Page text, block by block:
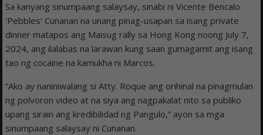
Sa kanyang sinumpaang salaysay, sinabi ni Vicente Bencalo
‘Pebbles’ Cunanan na unang pinag-usapan sa isang private
dinner matapos ang Maisug rally sa Hong Kong noong July 7,
2024, ang ilalabas na larawan kung saan gumagamit ang isang
tao ng cocaine na kamukha ni Marcos.
“Ako ay naniniwalang si Atty. Roque ang orihinal na pinagmulan
ng polvoron video at na siya ang nagpakalat nito sa publiko
upang sirain ang kredibilidad ng Pangulo,” ayon sa mga
sinumpaang salaysay ni Cunanan.